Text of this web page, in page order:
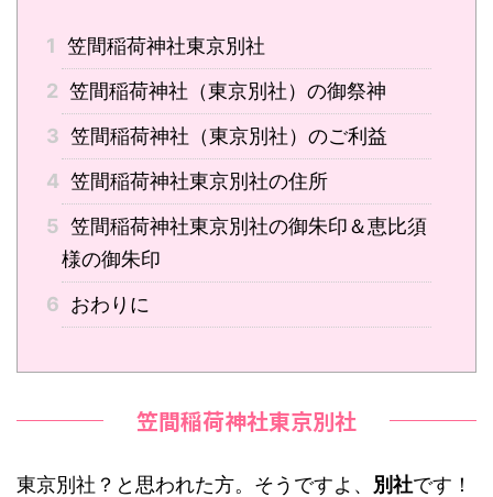
1 笠間稲荷神社東京別社
2 笠間稲荷神社（東京別社）の御祭神
3 笠間稲荷神社（東京別社）のご利益
4 笠間稲荷神社東京別社の住所
5 笠間稲荷神社東京別社の御朱印＆恵比須
様の御朱印
6 おわりに
笠間稲荷神社東京別社
東京別社？と思われた方。そうですよ、 別社です！